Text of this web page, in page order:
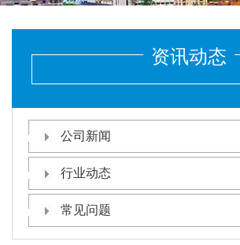
资讯动态
公司新闻
行业动态
常见问题